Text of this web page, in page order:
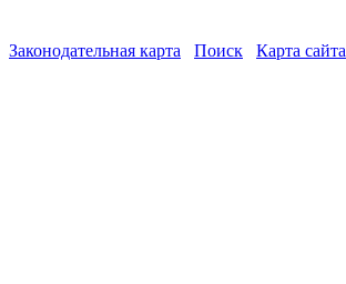
Законодательная карта Поиск Карта сайта